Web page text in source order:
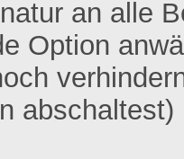
an alle
Option
abschaltest)